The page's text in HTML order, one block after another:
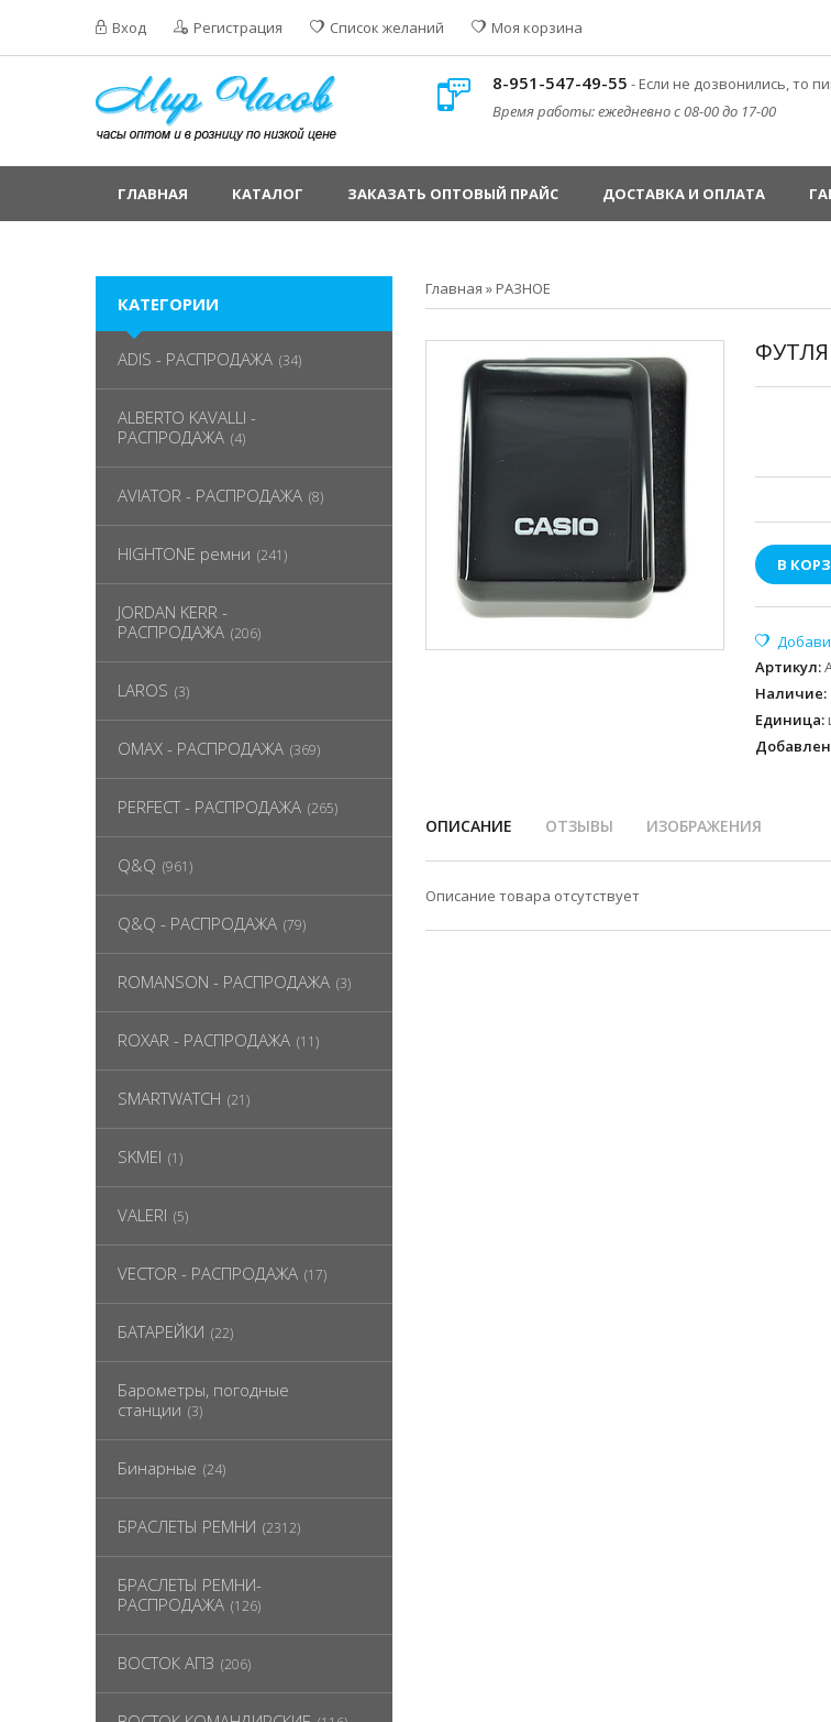
Вход Регистрация Список желаний Моя корзина
8-951-547-49-55 - Если не дозвонились, то
Время работы: ежедневно с 08-00 до 17-00
ГЛАВНАЯ КАТАЛОГ ЗАКАЗАТЬ ОПТОВЫЙ ПРАЙС ДОСТАВКА И ОПЛАТА
Главная » РАЗНОЕ
В
Артикул:
Наличие:
Единица:
Добавлен
ОПИСАНИЕ ОТЗЫВЫ ИЗОБРАЖЕНИЯ
Описание товара отсутствует
КАТЕГОРИИ
ADIS - РАСПРОДАЖА (34)
ALBERTO KAVALLI -
РАСПРОДАЖА (4)
AVIATOR - РАСПРОДАЖА (8)
HIGHTONE ремни (241)
JORDAN KERR -
РАСПРОДАЖА (206)
LAROS (3)
OMAX - РАСПРОДАЖА (369)
PERFECT - РАСПРОДАЖА (265)
Q&Q (961)
Q&Q - РАСПРОДАЖА (79)
ROMANSON - РАСПРОДАЖА (3)
ROXAR - РАСПРОДАЖА (11)
SMARTWATCH (21)
SKMEI (1)
VALERI (5)
VECTOR - РАСПРОДАЖА (17)
БАТАРЕЙКИ (22)
Барометры, погодные
станции (3)
Бинарные (24)
БРАСЛЕТЫ РЕМНИ (2312)
БРАСЛЕТЫ РЕМНИ-
РАСПРОДАЖА (126)
ВОСТОК АПЗ (206)